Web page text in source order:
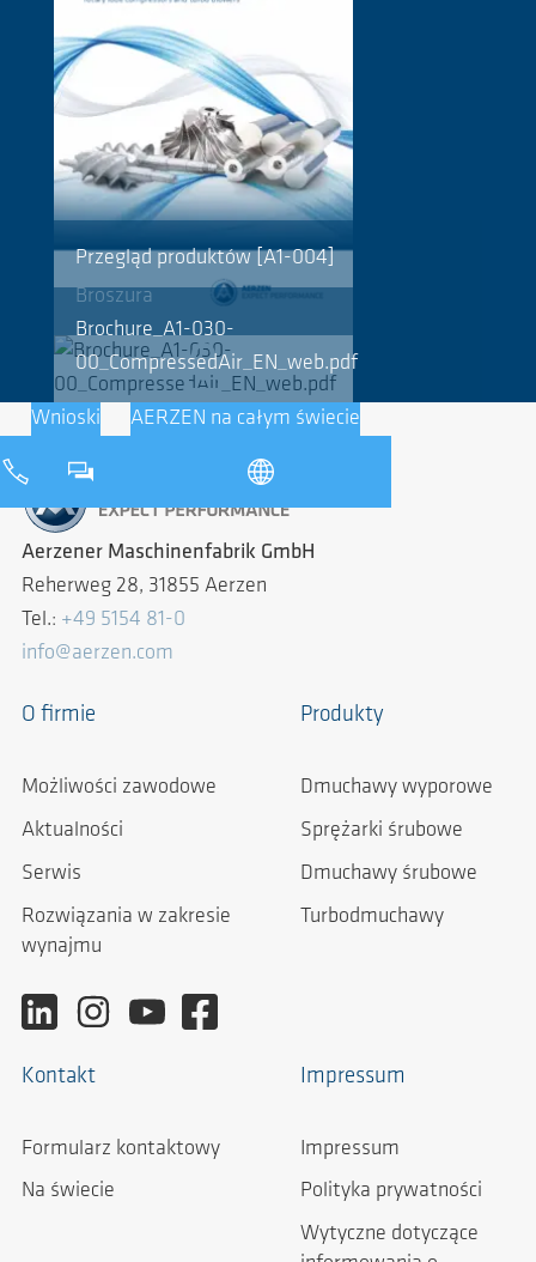
Przegląd produktów [A1-004]
Broszura
Brochure_A1-030-
00_CompressedAir_EN_web.pdf
Wnioski AERZEN na całym świecie
Aerzener Maschinenfabrik GmbH
Reherweg 28, 31855 Aerzen
Tel.: +49 5154 81-0
info@aerzen.com
O firmie
Możliwości zawodowe
Aktualności
Serwis
Rozwiązania w zakresie
wynajmu
Produkty
Dmuchawy wyporowe
Sprężarki śrubowe
Dmuchawy śrubowe
Turbodmuchawy
Kontakt
Formularz kontaktowy
Na świecie
Impressum
Impressum
Polityka prywatności
Wytyczne dotyczące